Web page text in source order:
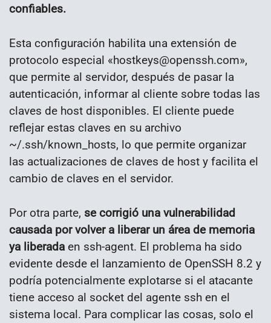
confiables.
Esta configuración habilita una extensión de
protocolo especial «hostkeys@openssh.com»,
que permite al servidor, después de pasar la
autenticación, informar al cliente sobre todas las
claves de host disponibles. El cliente puede
reflejar estas claves en su archivo
~/.ssh/known_hosts, lo que permite organizar
las actualizaciones de claves de host y facilita el
cambio de claves en el servidor.
Por otra parte, se corrigió una vulnerabilidad
causada por volver a liberar un área de memoria
ya liberada en ssh-agent. El problema ha sido
evidente desde el lanzamiento de OpenSSH 8.2 y
podría potencialmente explotarse si el atacante
tiene acceso al socket del agente ssh en el
sistema local. Para complicar las cosas, solo el